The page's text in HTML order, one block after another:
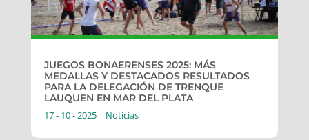
JUEGOS BONAERENSES 2025: MÁS
MEDALLAS Y DESTACADOS RESULTADOS
PARA LA DELEGACIÓN DE TRENQUE
LAUQUEN EN MAR DEL PLATA
17 - 10 - 2025| Noticias